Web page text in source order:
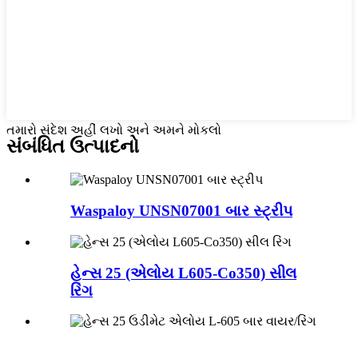
તમારો સંદેશ અહીં લખો અને અમને મોકલો
સંબંધિત ઉત્પાદનો
Waspaloy UNSN07001 બાર સ્ટ્રીપ
હેન્સ 25 (એલોય L605-Co350) સીલ
રિંગ